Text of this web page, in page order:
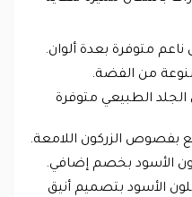
متوفرة بعدة ألوان.
من الفضة.
الطبيعي متوفرة
الزركون اللامعة.
الأسود بخصم إضافي.
الأسود بتصميم أنيق